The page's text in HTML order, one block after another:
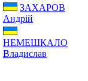
ЗАХАРОВ
Андрій
НЕМЕШКАЛО
Владислав